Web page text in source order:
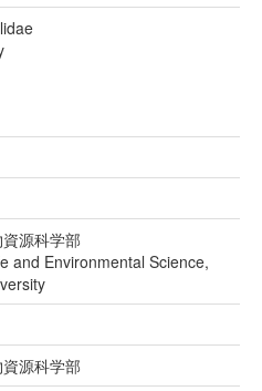
源科学部
and Environmental Science,
源科学部